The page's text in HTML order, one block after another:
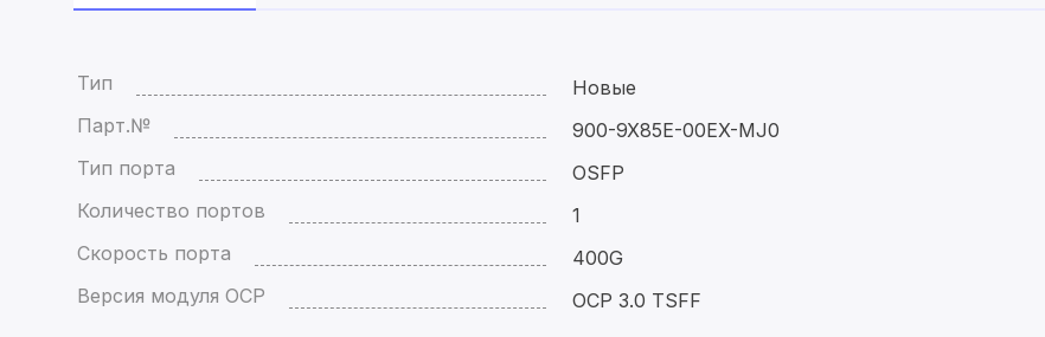
Тип
Новые
Парт.№
900-9X85E-00EX-MJ0
Тип порта
OSFP
Количество портов
1
Скорость порта
400G
Версия модуля OCP
OCP 3.0 TSFF